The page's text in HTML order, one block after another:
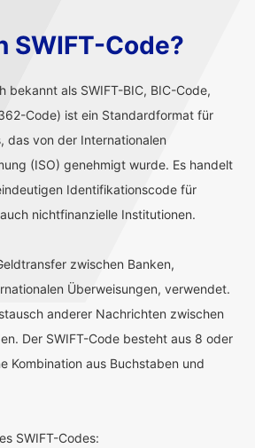
SWIFT-Code?
bekannt als SWIFT-BIC, BIC-Code,
Code) ist ein Standardformat für
das von der Internationalen
(ISO) genehmigt wurde. Es handelt
Identifikationscode für
nichtfinanzielle Institutionen.
zwischen Banken,
Überweisungen, verwendet.
anderer Nachrichten zwischen
Der SWIFT-Code besteht aus 8 oder
Kombination aus Buchstaben und
SWIFT-Codes: